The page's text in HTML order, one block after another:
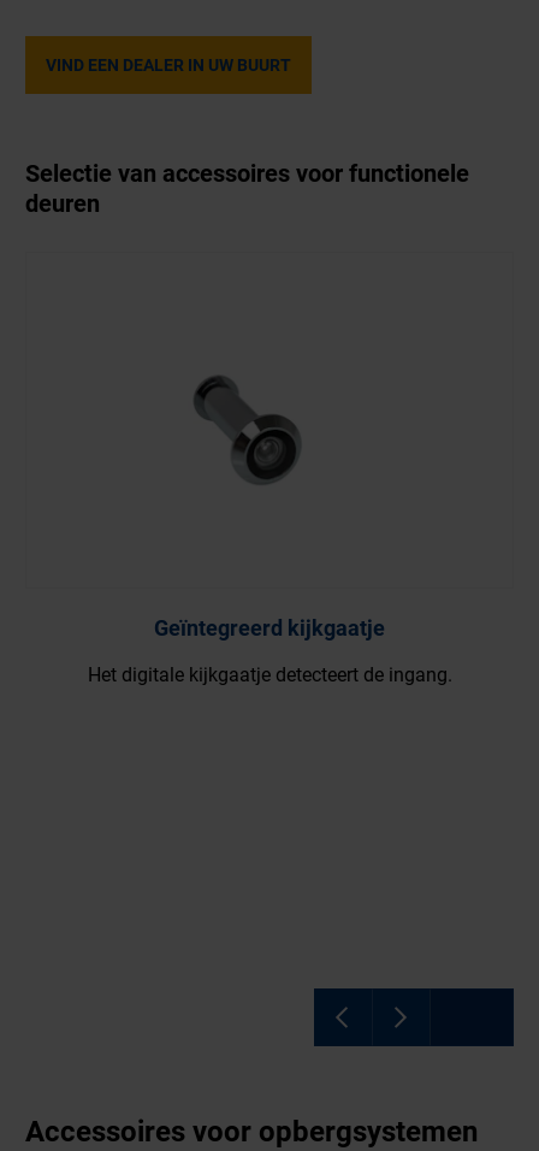
VIND EEN DEALER IN UW BUURT
Selectie van accessoires voor functionele
deuren
Vloerstopper BS 65
Robuuste deurstopper van hoogwaardig
Accessoires voor opbergsystemen